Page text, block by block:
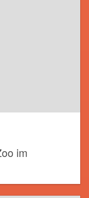
im